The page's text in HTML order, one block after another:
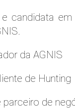
candidata
da AGNIS
de Hunting
de